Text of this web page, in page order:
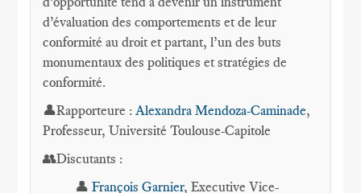
d’évaluation des comportements et de leur
conformité au droit et partant, l’un des buts
monumentaux des politiques et stratégies de
conformité.
👤Rapporteure :Alexandra Mendoza-Caminade,
Professeur, Université Toulouse-Capitole
👥Discutants :
👤François Garnier, Executive Vice-